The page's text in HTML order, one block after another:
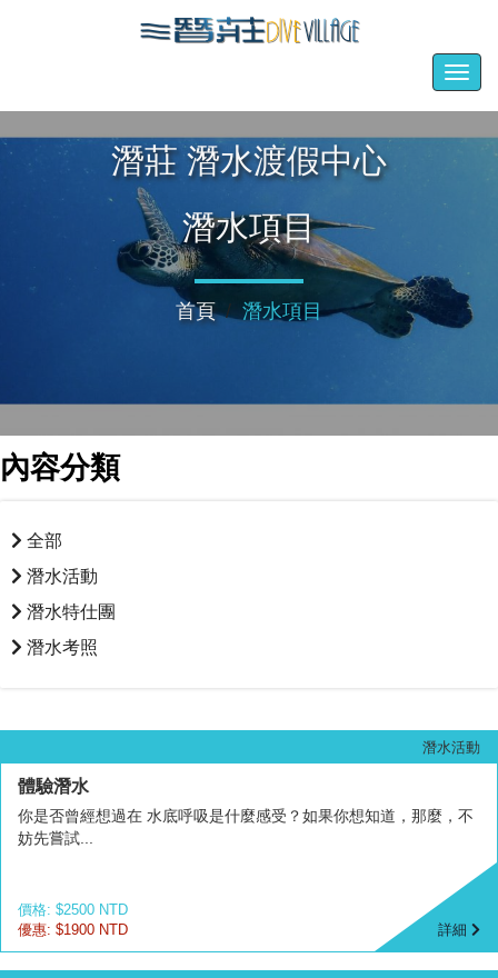
潛莊 潛水渡假中心
潛水項目
首頁 潛水項目
內容分類
全部
潛水活動
潛水特仕團
潛水考照
潛水活動
體驗潛水
你是否曾經想過在 水底呼吸是什麼感受？如果你想知道，那麼，不
妨先嘗試...
價格: $2500 NTD
優惠: $1900 NTD
詳細